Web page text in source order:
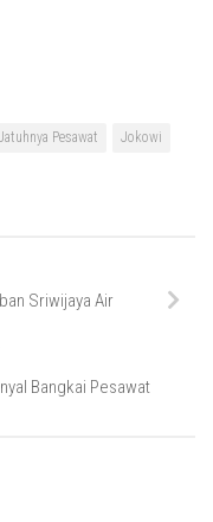
Pesawat
Jokowi
Sriwijaya Air
Bangkai Pesawat